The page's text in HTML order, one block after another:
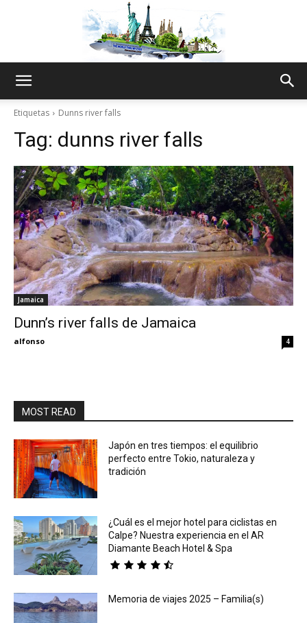
Thru
My
Etiquetas Dunns river falls
Tag: dunns river falls
Jamaica
Dunn’s river falls de Jamaica
alfonso 4
MOST READ
Japón en tres tiempos: el equilibrio
perfecto entre Tokio, naturaleza y
tradición
¿Cuál es el mejor hotel para ciclistas en
Calpe? Nuestra experiencia en el AR
Diamante Beach Hotel & Spa
Memoria de viajes 2025 – Familia(s)